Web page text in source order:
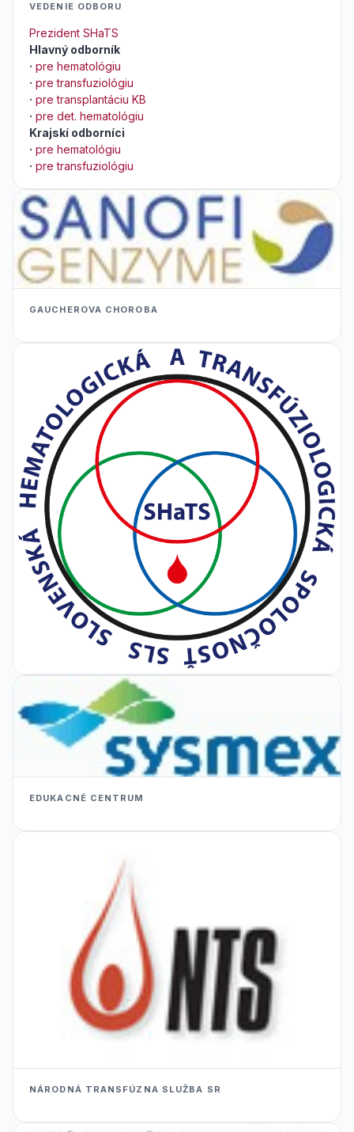
VEDENIE ODBORU
Prezident SHaTS
Hlavný odborník
· pre hematológiu
· pre transfuziológiu
· pre transplantáciu KB
· pre det. hematológiu
Krajskí odborníci
· pre hematológiu
· pre transfuziológiu
GAUCHEROVA CHOROBA
EDUKACNÉ CENTRUM
NÁRODNÁ TRANSFÚZNA SLUŽBA SR